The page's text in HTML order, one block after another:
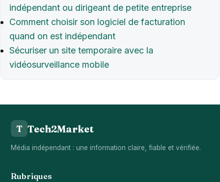
indépendant ou dirigeant de petite entreprise
Comment choisir son logiciel de facturation
quand on est indépendant
Sécuriser un site temporaire avec la
vidéosurveillance mobile
T Tech2Market
Média indépendant : une information claire, fiable et vérifiée.
Rubriques